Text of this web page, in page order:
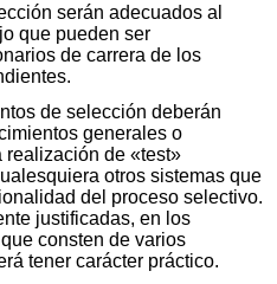
serán adecuados al
que pueden ser
de carrera de los
de selección deberán
generales o
de «test»
otros sistemas que
del proceso selectivo.
justificadas, en los
consten de varios
tener carácter práctico.